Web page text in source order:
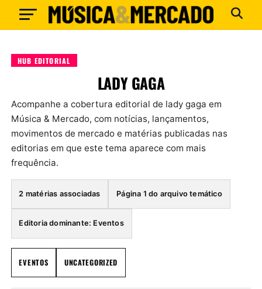
HUB EDITORIAL
LADY GAGA
Acompanhe a cobertura editorial de lady gaga em
Música & Mercado, com notícias, lançamentos,
movimentos de mercado e matérias publicadas nas
editorias em que este tema aparece com mais
frequência.
2 matérias associadas Página 1 do arquivo temático
Editoria dominante: Eventos
EVENTOS UNCATEGORIZED